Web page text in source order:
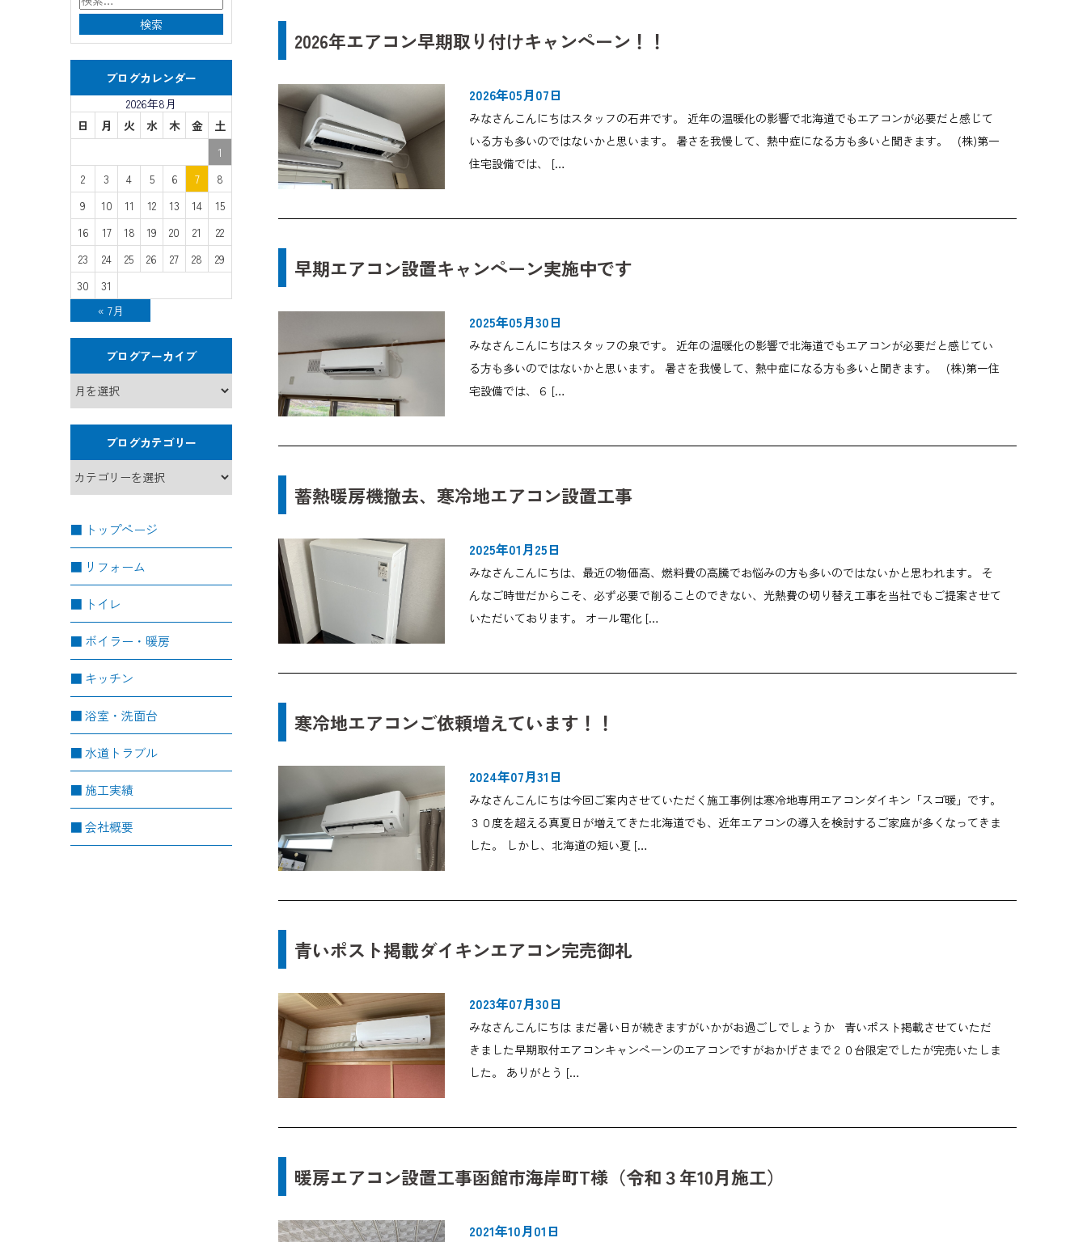
ブログカレンダー
2026年8月
日
月 火 水 木 金
土
1
2
3 4 5 6 7
8
9
10 11 12 13 14
15
16
17 18 19 20 21
22
23
24 25 26 27 28
29
30
31
« 7月
ブログアーカイブ
ブログカテゴリー
トップページ
リフォーム
トイレ
ボイラー・暖房
キッチン
浴室・洗面台
水道トラブル
施工実績
会社概要
2026年エアコン早期取り付けキャンペーン！！
2026年05月07日
みなさんこんにちはスタッフの石井です。 近年の温暖化の影響で北海道でもエアコンが必要だと感じて
いる方も多いのではないかと思います。 暑さを我慢して、熱中症になる方も多いと聞きます。 (株)第一
住宅設備では、 […
早期エアコン設置キャンペーン実施中です
2025年05月30日
みなさんこんにちはスタッフの泉です。 近年の温暖化の影響で北海道でもエアコンが必要だと感じてい
る方も多いのではないかと思います。 暑さを我慢して、熱中症になる方も多いと聞きます。 (株)第一住
宅設備では、６ […
蓄熱暖房機撤去、寒冷地エアコン設置工事
2025年01月25日
みなさんこんにちは、最近の物価高、燃料費の高騰でお悩みの方も多いのではないかと思われます。 そ
んなご時世だからこそ、必ず必要で削ることのできない、光熱費の切り替え工事を当社でもご提案させて
いただいております。 オール電化 […
寒冷地エアコンご依頼増えています！！
2024年07月31日
みなさんこんにちは今回ご案内させていただく施工事例は寒冷地専用エアコンダイキン「スゴ暖」です。
３０度を超える真夏日が増えてきた北海道でも、近年エアコンの導入を検討するご家庭が多くなってきま
した。 しかし、北海道の短い夏 […
青いポスト掲載ダイキンエアコン完売御礼
2023年07月30日
みなさんこんにちは まだ暑い日が続きますがいかがお過ごしでしょうか 青いポスト掲載させていただ
きました早期取付エアコンキャンペーンのエアコンですがおかげさまで２０台限定でしたが完売いたしま
した。 ありがとう […
暖房エアコン設置工事函館市海岸町T様（令和３年10月施工）
2021年10月01日